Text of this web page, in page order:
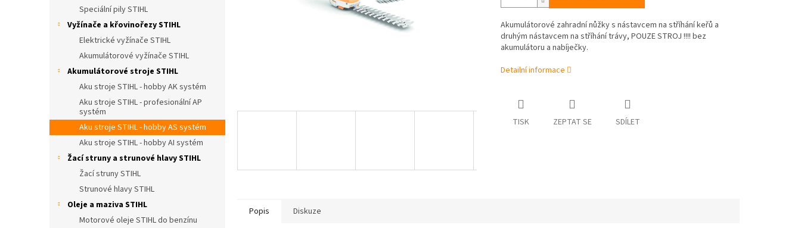
Speciální pily STIHL
Vyžínače a křovinořezy STIHL
Elektrické vyžínače STIHL
Akumulátorové vyžínače STIHL
Akumulátorové stroje STIHL
Aku stroje STIHL - hobby AK systém
Aku stroje STIHL - profesionální AP
systém
Aku stroje STIHL - hobby AS systém
Aku stroje STIHL - hobby AI systém
Žací struny a strunové hlavy STIHL
Žací struny STIHL
Strunové hlavy STIHL
Oleje a maziva STIHL
Motorové oleje STIHL do benzínu
Akumulátorové zahradní nůžky s nástavcem na stříhání keřů a
druhým nástavcem na stříhání trávy, POUZE STROJ !!!! bez
akumulátoru a nabíječky.
Detailní informace
TISK ZEPTAT SE SDÍLET
Popis Diskuze